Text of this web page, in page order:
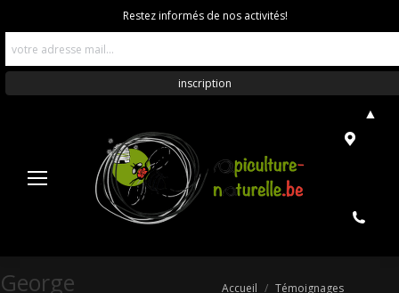
George
Accueil
Témoignages
Restez informés de nos activités!
▲